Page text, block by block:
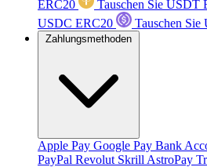
ERC20
Tauschen Sie USDT
USDC ERC20
Tauschen
Zahlungsmethoden
Apple Pay Google Pay Bank
PayPal Revolut Skrill AstroPay